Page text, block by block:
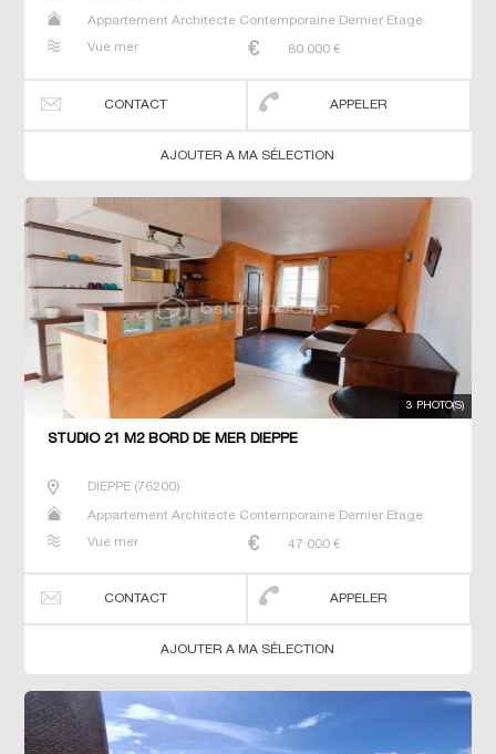
Appartement Architecte Contemporaine Dernier Etage
Villa
Vue mer 80 000 €
CONTACT APPELER
AJOUTER A MA SÉLECTION
3 PHOTO(S)
STUDIO 21 M2 BORD DE MER DIEPPE
DIEPPE(76200)
Appartement Architecte Contemporaine Dernier Etage
Villa
Vue mer 47 000 €
CONTACT APPELER
AJOUTER A MA SÉLECTION